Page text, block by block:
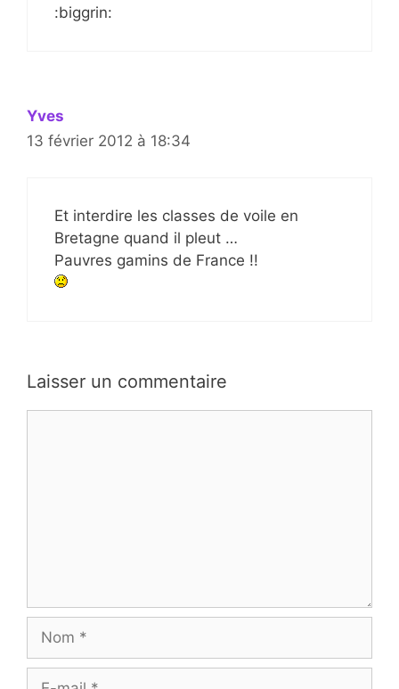
:biggrin:
Yves
13 février 2012 à 18:34
Et interdire les classes de voile en
Bretagne quand il pleut …
Pauvres gamins de France !!
Laisser un commentaire
Nom